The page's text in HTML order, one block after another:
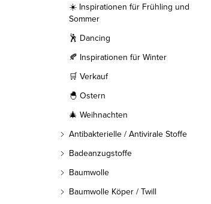
☀️ Inspirationen für Frühling und
Sommer
🕺 Dancing
🍂 Inspirationen für Winter
🛒 Verkauf
🐣 Ostern
🎄 Weihnachten
Antibakterielle / Antivirale Stoffe
Badeanzugstoffe
Baumwolle
Baumwolle Köper / Twill